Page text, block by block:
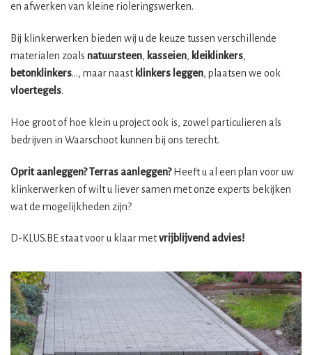
en afwerken van kleine rioleringswerken.
Bij klinkerwerken bieden wij u de keuze tussen verschillende
materialen zoals natuursteen, kasseien, kleiklinkers,
betonklinkers…, maar naastklinkers leggen, plaatsen we ook
vloertegels.
Hoe groot of hoe klein u project ook is, zowel particulieren als
bedrijven in Waarschoot kunnen bij ons terecht.
Oprit aanleggen? Terras aanleggen?Heeft u al een plan voor uw
klinkerwerken of wilt u liever samen met onze experts bekijken
wat de mogelijkheden zijn?
D-KLUS.BE staat voor u klaar metvrijblijvend advies!